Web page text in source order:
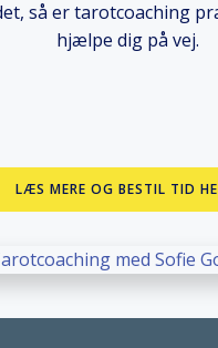
så er tarotcoaching
hjælpe dig på vej.
LÆS MERE OG BESTIL TID